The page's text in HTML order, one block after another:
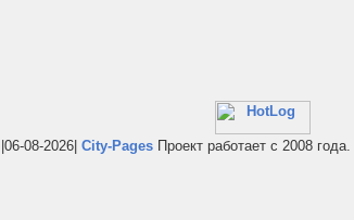
|06-08-2026| City-Pages Проект работает с 2008 года.